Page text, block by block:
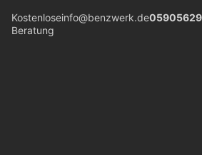
Kostenlose
Beratung
info@benzwerk.de